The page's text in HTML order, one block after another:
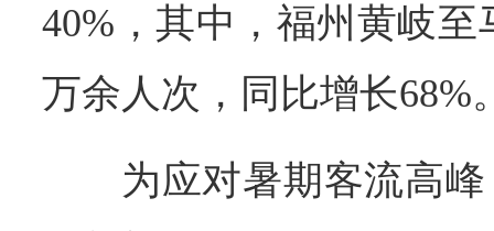
40%，其中，福州黄岐
万余人次，同比增长68%
为应对暑期客流高